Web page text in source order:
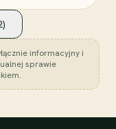
)
informacyjny i
sprawie